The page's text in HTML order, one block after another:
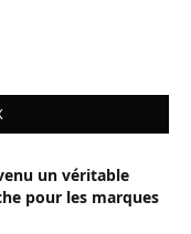
un véritable
pour les marques